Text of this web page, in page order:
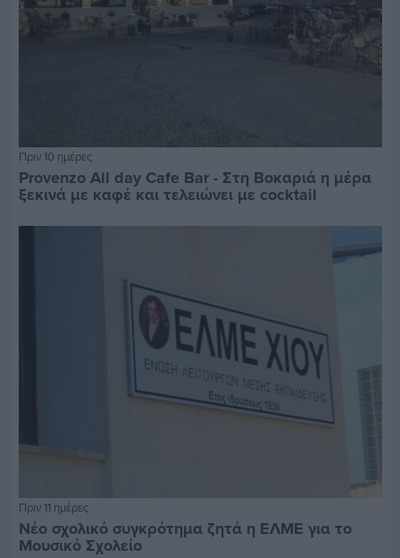
Πριν 10 ημέρες
Provenzo All day Cafe Bar - Στη Βοκαριά η μέρα
ξεκινά με καφέ και τελειώνει με cocktail
Πριν 11 ημέρες
Νέο σχολικό συγκρότημα ζητά η ΕΛΜΕ για το
Μουσικό Σχολείο